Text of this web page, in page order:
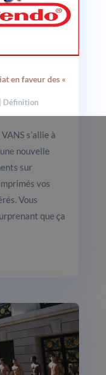
en faveur des «
Définition
s’allie à
nouvelle
sur
vos
Vous
que ça